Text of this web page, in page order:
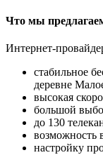
Что мы
Интернет-
стабильное
деревне
высокая
большой
до 130
возможность
настройку